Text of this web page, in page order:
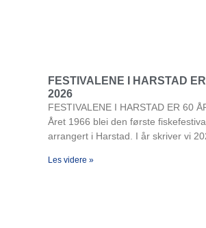
FESTIVALENE I HARSTAD ER
2026
FESTIVALENE I HARSTAD ER 60
Året 1966 blei den første
arrangert i Harstad. I år skriver vi
Les videre »